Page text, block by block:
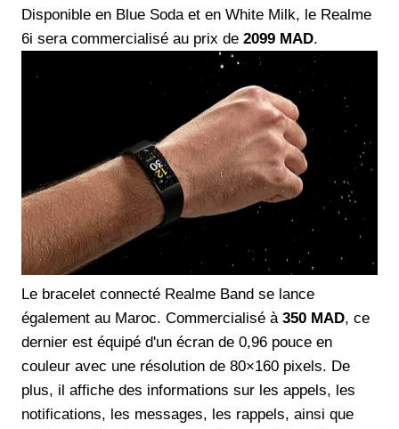
Disponible en Blue Soda et en White Milk, le Realme
6i sera commercialisé au prix de 2099 MAD.
Le bracelet connecté Realme Band se lance
également au Maroc. Commercialisé à 350 MAD, ce
dernier est équipé d'un écran de 0,96 pouce en
couleur avec une résolution de 80×160 pixels. De
plus, il affiche des informations sur les appels, les
notifications, les messages, les rappels, ainsi que